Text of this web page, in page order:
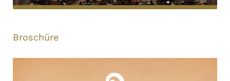
Broschüre